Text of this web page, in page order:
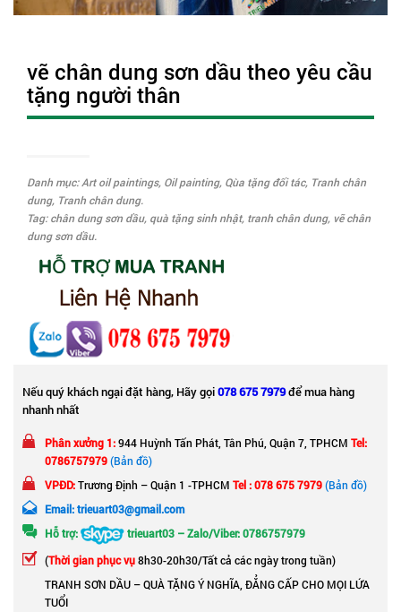
vẽ chân dung sơn dầu theo yêu cầu
tặng người thân
Danh mục:Art oil paintings, Oil painting, Qùa tặng đối tác, Tranh chân
dung, Tranh chân dung.
Tag:chân dung sơn dầu, quà tặng sinh nhật, tranh chân dung, vẽ chân
dung sơn dầu.
Nếu quý khách ngại đặt hàng, Hãy gọi078 675 7979để mua hàng
nhanh nhất
Phân xưởng 1:944 Huỳnh Tấn Phát, Tân Phú, Quận 7, TPHCM Tel:
0786757979(Bản đồ)
VPĐD:Trương Định – Quận 1 -TPHCM Tel : 078 675 7979(Bản đồ)
Email: trieuart03@gmail.com
Hỗ trợ:
trieuart03 – Zalo/Viber: 0786757979
(Thời gian phục vụ8h30-20h30/Tất cả các ngày trong tuần)
TRANH SƠN DẦU – QUÀ TẶNG Ý NGHĨA, ĐẲNG CẤP CHO MỌI LỨA
TUỔI